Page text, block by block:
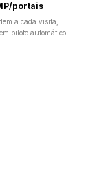
portais
a cada visita,
piloto automático.